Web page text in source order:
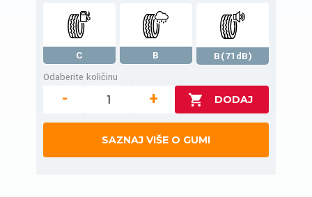
C B
B(71dB)
Odaberite količinu
- +
SAZNAJ VIŠE O GUMI